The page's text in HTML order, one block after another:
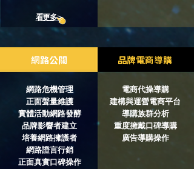
看更多>
網路公關 品牌電商導購
網路危機管理
正面聲量維護
實體活動網路發酵
品牌影響者建立
培養網路擁護者
網路證言行銷
正面真實口碑操作
電商代操導購
建構與運營電商平台
導購族群分析
重度擁戴口碑導購
​廣告導購操作